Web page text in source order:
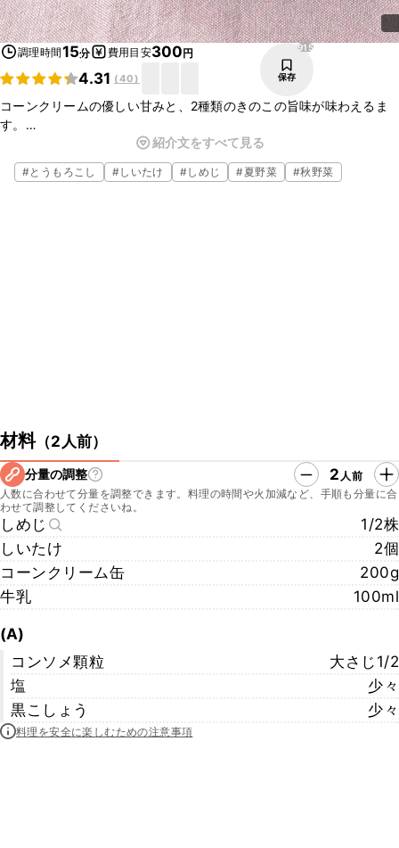
調理時間15分 費用目安300円
4.31 (40)
915
保存
コーンクリームの優しい甘みと、2種類のきのこの旨味が味わえるま
す。
缶を使っているので、手間なくクリーミーなコーンスープが作れま
す。きのこが入っているのでお腹も満たされるため、朝ごはんなどに
もぴったりです。
紹介文をすべて見る
#とうもろこし #しいたけ #しめじ #夏野菜 #秋野菜
材料（2人前）
分量の調整 2 人前
人数に合わせて分量を調整できます。料理の時間や火加減など、手順も分量に合
わせて調整してくださいね。
しめじ
1/2株
しいたけ
2個
コーンクリーム缶
200g
牛乳
100ml
(A)
コンソメ顆粒
大さじ1/2
塩
少々
黒こしょう
少々
料理を安全に楽しむための注意事項